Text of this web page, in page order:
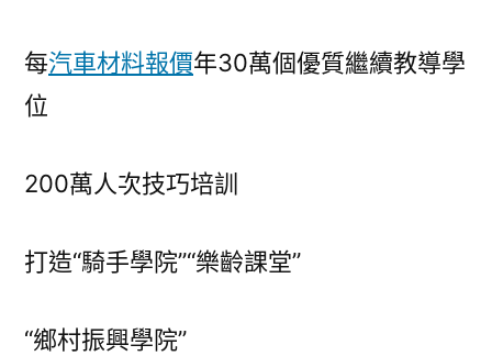
每汽車材料報價年30萬個優質繼續教導學
位
200萬人次技巧培訓
打造“騎手學院”“樂齡課堂”
“鄉村振興學院”